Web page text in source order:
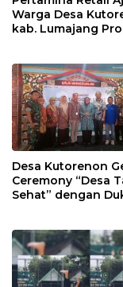
Warga Desa
kab. Lumajang
Darurat
Desa Kutorenon
Ceremony “Desa
Sehat” dengan